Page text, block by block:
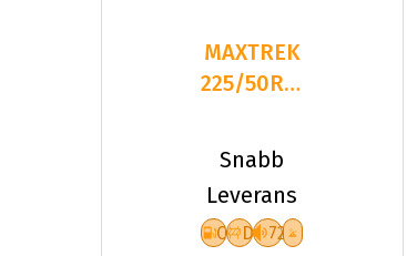
MAXTREK
225/50R17
M7 PLUS
XL
Snabb
Leverans
C D 72